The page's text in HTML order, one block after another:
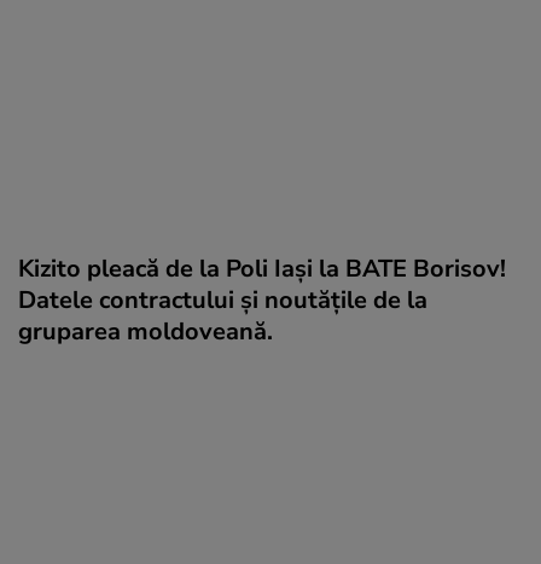
Kizito pleacă de la Poli Iași la BATE Borisov!
Datele contractului și noutățile de la
gruparea moldoveană.